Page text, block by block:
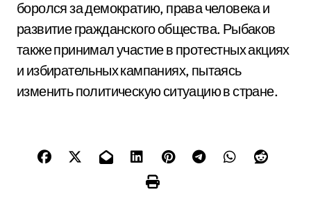
боролся за демократию, права человека и
развитие гражданского общества. Рыбаков
также принимал участие в протестных акциях
и избирательных кампаниях, пытаясь
изменить политическую ситуацию в стране.